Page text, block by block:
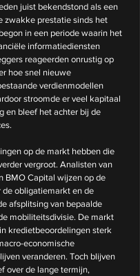
juist bekendstond als een
zwakke prestatie sinds het
in een periode waarin het
informatiediensten
reageerden onrustig op
hoe snel nieuwe
verdienmodellen
stroomde er veel kapitaal
en bleef het achter bij de
op de markt hebben die
vergroot. Analisten van
BMO Capital wijzen op de
de obligatiemarkt en de
afsplitsing van bepaalde
mobiliteitsdivisie. De markt
kredietbeoordelingen sterk
economische
veranderen. Toch blijven
over de lange termijn,